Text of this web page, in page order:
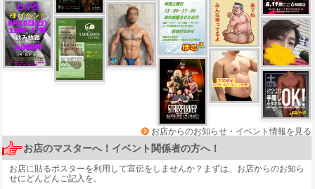
お店からのお知らせ・イベント情報を見る
お店のマスターへ！イベント関係者の方へ！
お店に貼るポスターを利用して宣伝をしませんか？まずは、 お店からのお知ら
せにどんどんご記入を。